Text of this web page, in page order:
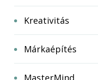
Kreativitás
Márkaépítés